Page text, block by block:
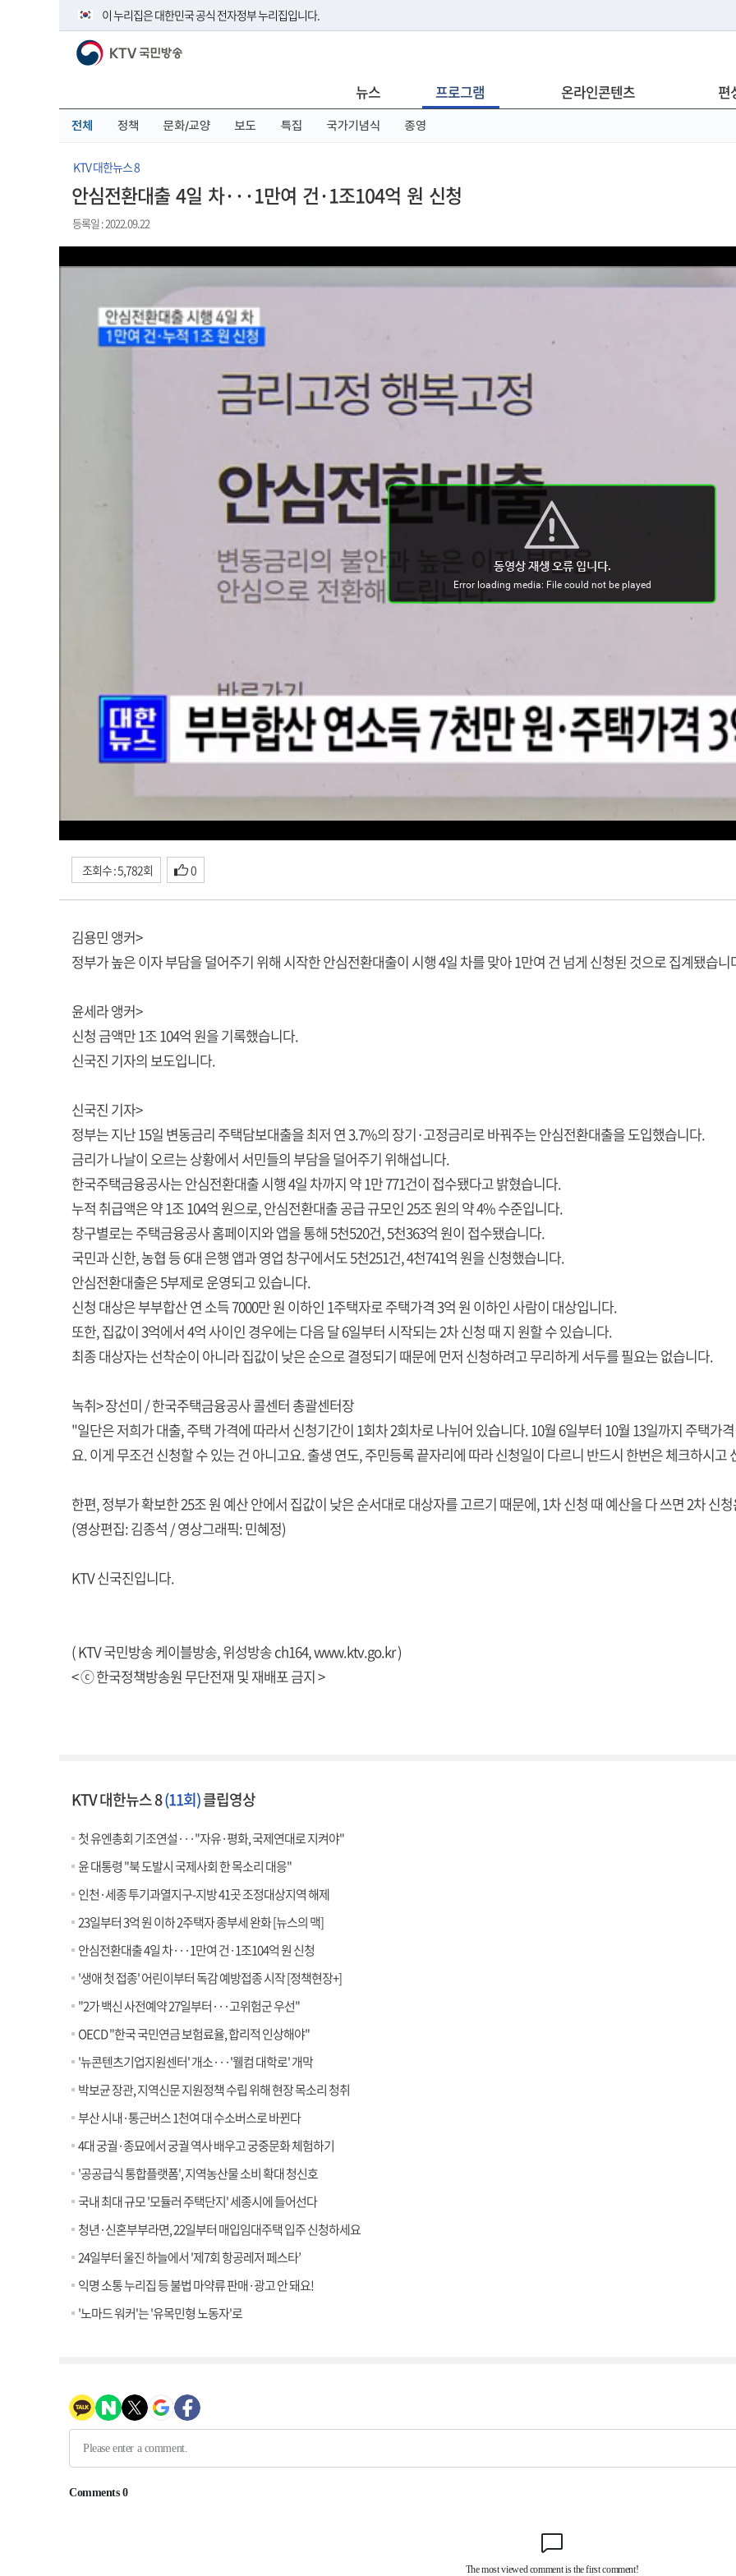
이 누리집은 대한민국 공식 전자정부 누리집입니다.
공식 누리집 주소 확인하기
이밖에 or.kr 또는 .kr등 다른 도메인 주소를 사용하고 있다면 아래 URL에서 도메인 주소를 확인해 보세요
KTV 국민방송
뉴스 프로그램 온라인콘텐츠 편
전체 정책 문화/교양 보도 특집 국가기념식 종영
KTV 대한뉴스 8
안심전환대출 4일 차···1만여 건·1조104억 원 신청
등록일 : 2022.09.22
조회수 : 5,782회 0
김용민 앵커>
정부가 높은 이자 부담을 덜어주기 위해 시작한 안심전환대출이 시행 4일 차를 맞아 1만여 건 넘게 신청된 것으로 집계됐습니
윤세라 앵커>
신청 금액만 1조 104억 원을 기록했습니다.
신국진 기자의 보도입니다.
신국진 기자>
정부는 지난 15일 변동금리 주택담보대출을 최저 연 3.7%의 장기·고정금리로 바꿔주는 안심전환대출을 도입했습니다.
금리가 나날이 오르는 상황에서 서민들의 부담을 덜어주기 위해섭니다.
한국주택금융공사는 안심전환대출 시행 4일 차까지 약 1만 771건이 접수됐다고 밝혔습니다.
누적 취급액은 약 1조 104억 원으로, 안심전환대출 공급 규모인 25조 원의 약 4% 수준입니다.
창구별로는 주택금융공사 홈페이지와 앱을 통해 5천520건, 5천363억 원이 접수됐습니다.
국민과 신한, 농협 등 6대 은행 앱과 영업 창구에서도 5천251건, 4천741억 원을 신청했습니다.
안심전환대출은 5부제로 운영되고 있습니다.
신청 대상은 부부합산 연 소득 7000만 원 이하인 1주택자로 주택가격 3억 원 이하인 사람이 대상입니다.
또한, 집값이 3억에서 4억 사이인 경우에는 다음 달 6일부터 시작되는 2차 신청 때 지 원할 수 있습니다.
최종 대상자는 선착순이 아니라 집값이 낮은 순으로 결정되기 때문에 먼저 신청하려고 무리하게 서두를 필요는 없습니다.
녹취> 장선미 / 한국주택금융공사 콜센터 총괄센터장
"일단은 저희가 대출, 주택 가격에 따라서 신청기간이 1회차 2회차로 나뉘어 있습니다. 10월 6일부터 10월 13일까지 주택가
요. 이게 무조건 신청할 수 있는 건 아니고요. 출생 연도, 주민등록 끝자리에 따라 신청일이 다르니 반드시 한번은 체크하시
한편, 정부가 확보한 25조 원 예산 안에서 집값이 낮은 순서대로 대상자를 고르기 때문에, 1차 신청 때 예산을 다 쓰면 2차 신
(영상편집: 김종석 / 영상그래픽: 민혜정)
KTV 신국진입니다.
( KTV 국민방송 케이블방송, 위성방송 ch164,www.ktv.go.kr)
< ⓒ 한국정책방송원 무단전재 및 재배포 금지 >
KTV 대한뉴스 8(11회)클립영상
첫 유엔총회 기조연설···"자유·평화, 국제연대로 지켜야"
윤 대통령 "북 도발시 국제사회 한 목소리 대응"
인천·세종 투기과열지구-지방 41곳 조정대상지역 해제
23일부터 3억 원 이하 2주택자 종부세 완화 [뉴스의 맥]
안심전환대출 4일 차···1만여 건·1조104억 원 신청
'생애 첫 접종' 어린이부터 독감 예방접종 시작 [정책현장+]
"2가 백신 사전예약 27일부터···고위험군 우선"
OECD "한국 국민연금 보험료율, 합리적 인상해야"
'뉴콘텐츠기업지원센터' 개소···'웰컴 대학로' 개막
박보균 장관, 지역신문 지원정책 수립 위해 현장 목소리 청취
부산 시내·통근버스 1천여 대 수소버스로 바뀐다
4대 궁궐·종묘에서 궁궐 역사 배우고 궁중문화 체험하기
'공공급식 통합플랫폼', 지역농산물 소비 확대 청신호
국내 최대 규모 '모듈러 주택단지' 세종시에 들어선다
청년·신혼부부라면, 22일부터 매입임대주택 입주 신청하세요
24일부터 울진 하늘에서 '제7회 항공레저 페스타’
익명 소통 누리집 등 불법 마약류 판매·광고 안 돼요!
'노마드 워커'는 '유목민형 노동자'로